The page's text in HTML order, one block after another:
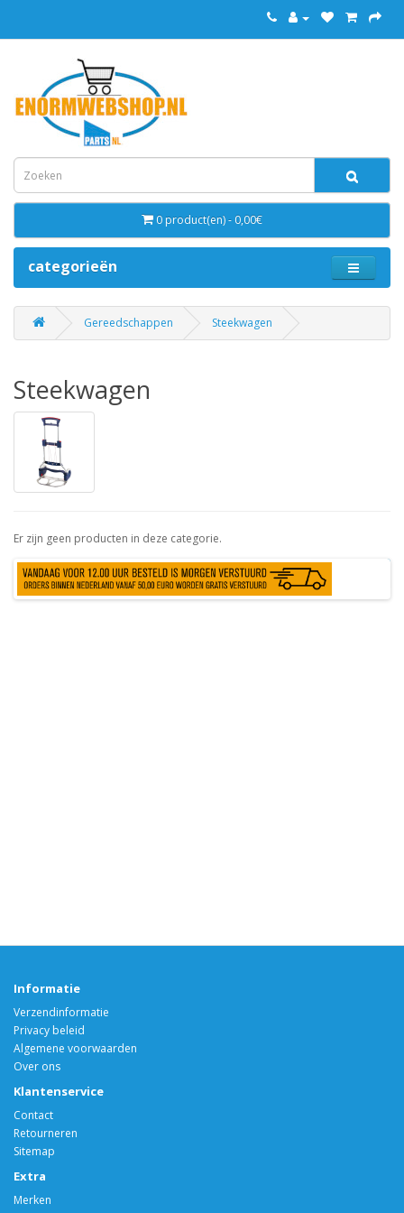
0 product(en) - 0,00€
categorieën
Gereedschappen Steekwagen
Steekwagen
Er zijn geen producten in deze categorie.
Informatie
Verzendinformatie
Privacy beleid
Algemene voorwaarden
Over ons
Klantenservice
Contact
Retourneren
Sitemap
Extra
Merken